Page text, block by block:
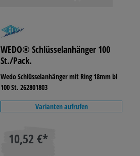
WEDO® Schlüsselanhänger 100
St./Pack.
Wedo Schlüsselanhänger mit Ring 18mm bl
100 St. 262801803
Varianten aufrufen
10,52 €*